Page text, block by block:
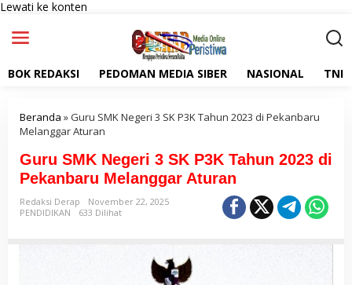
Lewati ke konten
BOK REDAKSI PEDOMAN MEDIA SIBER NASIONAL TNI
Beranda »Guru SMK Negeri 3 SK P3K Tahun 2023 di Pekanbaru
Melanggar Aturan
Guru SMK Negeri 3 SK P3K Tahun 2023 di
Pekanbaru Melanggar Aturan
Redaksi Derap
November 22, 2025
PENDIDIKAN
633 Dilihat